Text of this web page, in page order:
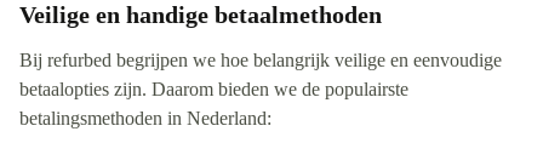
Veilige en handige betaalmethoden
Bij refurbed begrijpen we hoe belangrijk veilige en eenvoudige
betaalopties zijn. Daarom bieden we de populairste
betalingsmethoden in Nederland: